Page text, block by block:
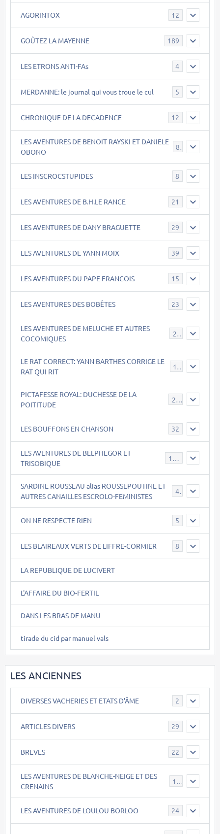
AGORINTOX 12
GOÛTEZ LA MAYENNE 189
LES ETRONS ANTI-FAs 4
MERDANNE: le journal qui vous troue le cul 5
CHRONIQUE DE LA DECADENCE 12
LES AVENTURES DE BENOIT RAYSKI ET DANIELE
OBONO
8
LES INSCROCSTUPIDES 8
LES AVENTURES DE B.H.LE RANCE 21
LES AVENTURES DE DANY BRAGUETTE 29
LES AVENTURES DE YANN MOIX 39
LES AVENTURES DU PAPE FRANCOIS 15
LES AVENTURES DES BOBÊTES 23
LES AVENTURES DE MELUCHE ET AUTRES
COCOMIQUES
22
LE RAT CORRECT: YANN BARTHES CORRIGE LE
RAT QUI RIT
15
PICTAFESSE ROYAL: DUCHESSE DE LA
POITITUDE
23
LES BOUFFONS EN CHANSON 32
LES AVENTURES DE BELPHEGOR ET
TRISOBIQUE
147
SARDINE ROUSSEAU alias ROUSSEPOUTINE ET
AUTRES CANAILLES ESCROLO-FEMINISTES
40
ON NE RESPECTE RIEN 5
LES BLAIREAUX VERTS DE LIFFRE-CORMIER 8
LA REPUBLIQUE DE LUCIVERT
L'AFFAIRE DU BIO-FERTIL
DANS LES BRAS DE MANU
tirade du cid par manuel vals
LES ANCIENNES
DIVERSES VACHERIES ET ETATS D'ÂME 2
ARTICLES DIVERS 29
BREVES 22
LES AVENTURES DE BLANCHE-NEIGE ET DES
CRENAINS
17
LES AVENTURES DE LOULOU BORLOO 24